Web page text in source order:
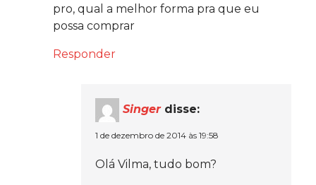
pro, qual a melhor forma pra que eu
possa comprar
Responder
Singer disse:
1 de dezembro de 2014 às 19:58
Olá Vilma, tudo bom?